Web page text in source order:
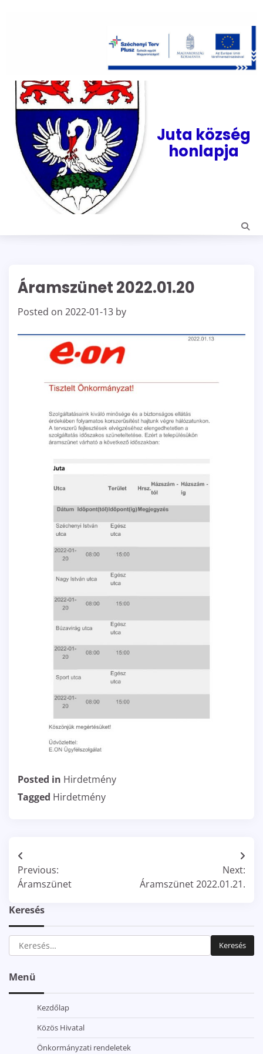
content
Juta község
honlapja
Áramszünet 2022.01.20
Posted on 2022-01-13 by
Posted in Hirdetmény
Tagged Hirdetmény
Bejegyzés
navigáció
Previous:
Áramszünet
Next:
Áramszünet 2022.01.21.
Keresés
Keresés:
Menü
Kezdőlap
Közös Hivatal
Önkormányzati rendeletek